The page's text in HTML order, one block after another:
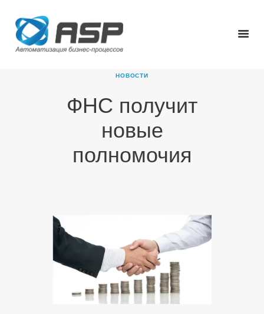
НОВОСТИ
ФНС получит
новые
полномочия
ГЛАВНАЯ
О КОМПАНИИ
НОВОСТИ
КОНТАКТЫ